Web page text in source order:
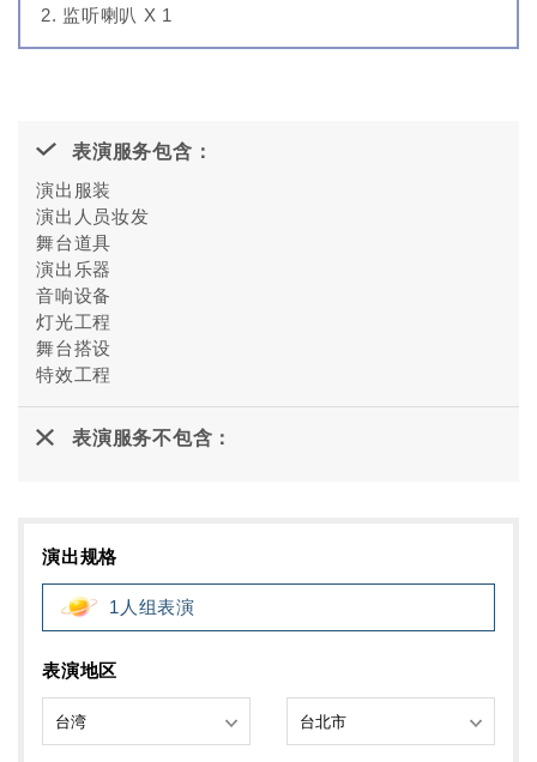
监听喇叭 X 1
表演服务包含：
演出服装
演出人员妆发
舞台道具
演出乐器
音响设备
灯光工程
舞台搭设
特效工程
表演服务不包含：
演出规格
1人组表演
表演地区